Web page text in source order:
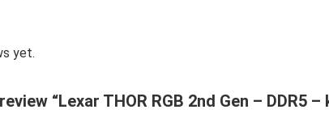
yet.
“Lexar THOR RGB 2nd Gen – DDR5